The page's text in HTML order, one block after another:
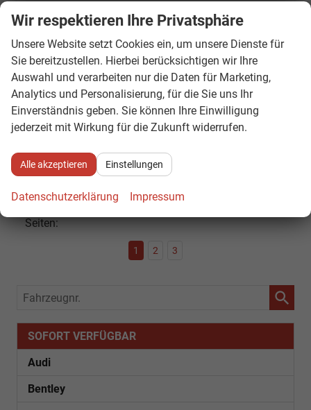
Leistung 85 kW (116 PS) Kilometerstand 10 km
16.03.2026
25.041,– €
incl. 19% MwSt.
Details
Verbrauch kombiniert:5,80 l/100km
CO2-Klasse: D
CO2-Emissionen:132,00 g/km
Datensätze pro Seite:
Seiten:
1 2 3
Fahrzeugnr.
SOFORT VERFÜGBAR
Audi
Bentley
Wir respektieren Ihre Privatsphäre
Unsere Website setzt Cookies ein, um unsere Dienste für
Sie bereitzustellen. Hierbei berücksichtigen wir Ihre
Auswahl und verarbeiten nur die Daten für Marketing,
Analytics und Personalisierung, für die Sie uns Ihr
Einverständnis geben. Sie können Ihre Einwilligung
jederzeit mit Wirkung für die Zukunft widerrufen.
Alle akzeptieren Einstellungen
Datenschutzerklärung Impressum